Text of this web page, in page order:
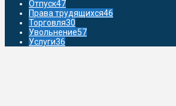
Отпуск47
Права трудящихся46
Торговля30
Увольнение57
Услуги36